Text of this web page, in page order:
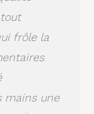
frôle la
mains une